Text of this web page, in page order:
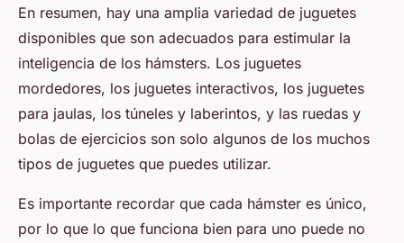
En resumen, hay una amplia variedad de juguetes
disponibles que son adecuados para estimular la
inteligencia de los hámsters. Los juguetes
mordedores, los juguetes interactivos, los juguetes
para jaulas, los túneles y laberintos, y las ruedas y
bolas de ejercicios son solo algunos de los muchos
tipos de juguetes que puedes utilizar.
Es importante recordar que cada hámster es único,
por lo que lo que funciona bien para uno puede no